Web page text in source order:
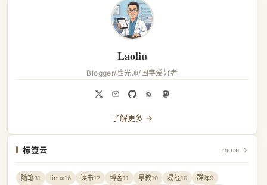
Laoliu
Blogger/验光师/国学爱好者
了解更多 →
标签云 more →
随笔31 linux16 读书12 博客11 早教10 易经10 群晖9